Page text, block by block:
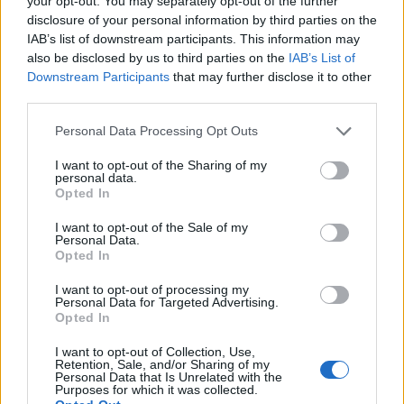
disclosure of your personal information by third parties on the
IAB’s list of downstream participants. This information may
also be disclosed by us to third parties on the IAB’s List of
Downstream Participants that may further disclose it to other
Personal Data Processing Opt Outs
I want to opt-out of the Sharing of my
personal data.
Opted In
I want to opt-out of the Sale of my
Personal Data.
Opted In
I want to opt-out of processing my
Personal Data for Targeted Advertising.
Opted In
I want to opt-out of Collection, Use,
Retention, Sale, and/or Sharing of my
Personal Data that Is Unrelated with the
Purposes for which it was collected.
Φάμελλος από την προεδρία του
ΣΥΡΙΖΑ
09.07.2026 21:54
Εγκαινιάστηκαν τα γραφεία του
09.07.2026 21:52
κάνουμε!"
09.07.2026 18:54